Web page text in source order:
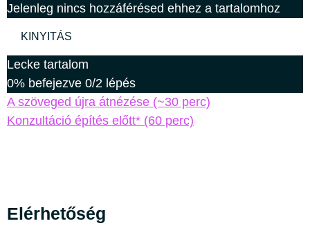
Jelenleg nincs hozzáférésed ehhez a tartalomhoz
KINYITÁS
Lecke tartalom
0% befejezve 0/2 lépés
A szöveged újra átnézése (~30 perc)
Konzultáció építés előtt* (60 perc)
Elérhetőség